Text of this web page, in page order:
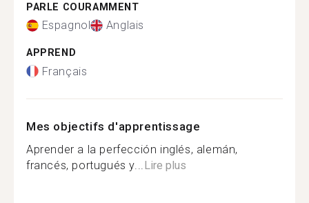
PARLE COURAMMENT
Espagnol Anglais
APPREND
Français
Mes objectifs d'apprentissage
Aprender a la perfección inglés, alemán,
francés, portugués y... Lire plus